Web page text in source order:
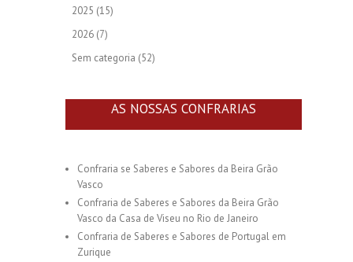
2025 (15)
2026 (7)
Sem categoria (52)
AS NOSSAS CONFRARIAS
Confraria se Saberes e Sabores da Beira Grão
Vasco
Confraria de Saberes e Sabores da Beira Grão
Vasco da Casa de Viseu no Rio de Janeiro
Confraria de Saberes e Sabores de Portugal em
Zurique